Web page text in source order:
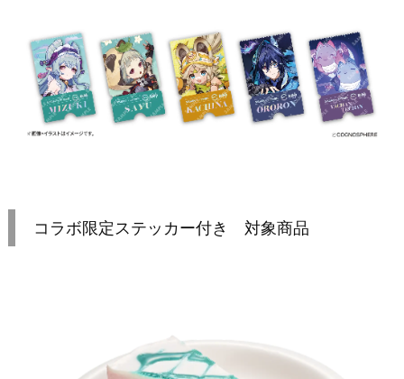
コラボ限定ステッカー付き 対象商品